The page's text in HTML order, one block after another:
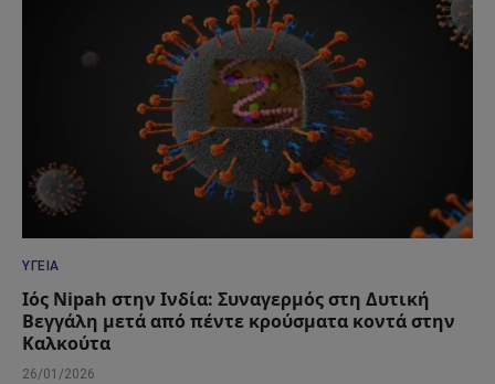
ΥΓΕΊΑ
Ιός Nipah στην Ινδία: Συναγερμός στη Δυτική
Βεγγάλη μετά από πέντε κρούσματα κοντά στην
Καλκούτα
26/01/2026